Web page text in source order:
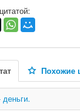
Похожие